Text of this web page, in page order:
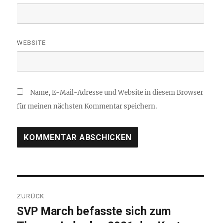
WEBSITE
Name, E-Mail-Adresse und Website in diesem Browser
für meinen nächsten Kommentar speichern.
ZURÜCK
Vorheriger
SVP March befasste sich zum